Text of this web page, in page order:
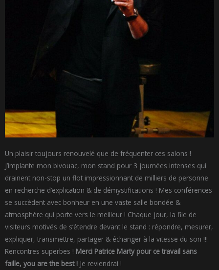
Un plaisir toujours renouvelé que de fréquenter ces salons !
J’implante mon bivouac, mon stand pour 3 journées intenses qui
drainent non-stop un flot impressionnant de milliers de personne
en recherche d’explication & de démystifications ! Mes conférences
se succèdent avec bonheur en une vaste salle bondée &
atmosphère qui porte vers le meilleur ! Chaque jour, la file de
visiteurs motivés de s’étendre devant le stand : répondre, mesurer,
expliquer, transmettre, partager & échanger à la vitesse du son !!!
Rencontres superbes ! Merci Patrice Marty pour ce travail sans
faille, you are the best ! Je reviendrai !